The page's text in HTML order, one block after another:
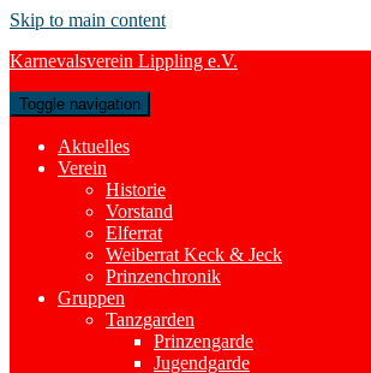
Skip to main content
Karnevalsverein Lippling e.V.
Toggle navigation
Aktuelles
Verein
Historie
Vorstand
Elferrat
Weiberrat Keck & Jeck
Prinzenchronik
Gruppen
Tanzgarden
Prinzengarde
Jugendgarde